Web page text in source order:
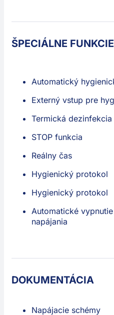
ŠPECIÁLNE FUNKCIE
Automatický
Externý vstup pre
Termická dezinfekcia
STOP funkcia
Reálny čas
Hygienický protokol
Hygienický protokol
Automatické
napájania
DOKUMENTÁCIA
Napájacie schémy